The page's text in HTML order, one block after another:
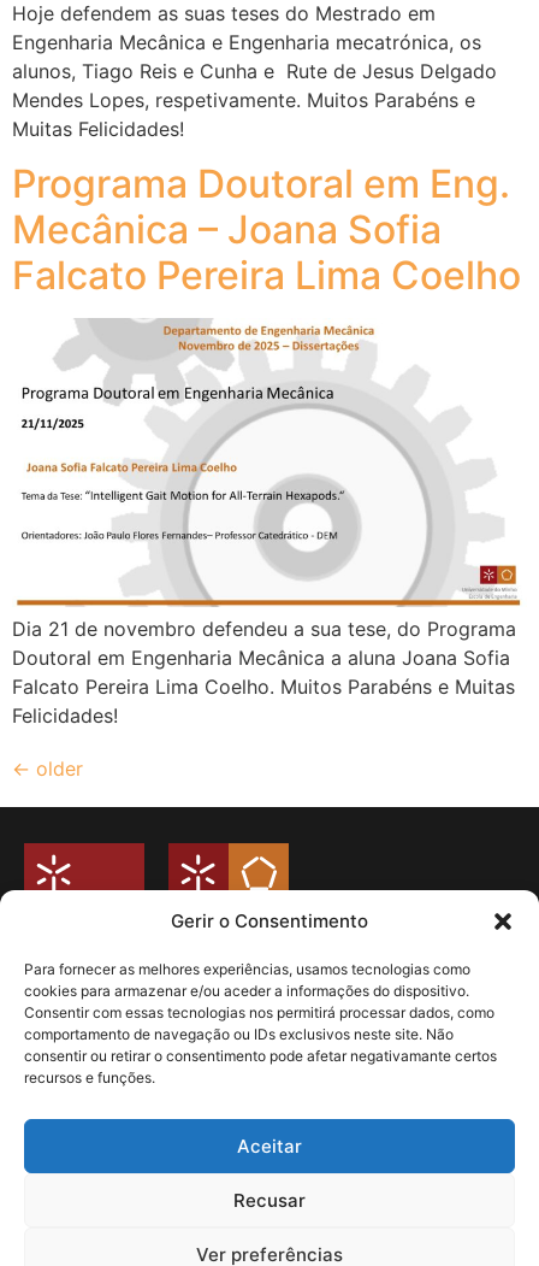
Gerir o Consentimento
Para fornecer as melhores experiências, usamos tecnologias como
cookies para armazenar e/ou aceder a informações do dispositivo.
Consentir com essas tecnologias nos permitirá processar dados, como
comportamento de navegação ou IDs exclusivos neste site. Não
consentir ou retirar o consentimento pode afetar negativamante certos
recursos e funções.
Aceitar
Recusar
Ver preferências
Hoje defendem as suas teses do Mestrado em
Engenharia Mecânica e Engenharia mecatrónica, os
alunos, Tiago Reis e Cunha e Rute de Jesus Delgado
Mendes Lopes, respetivamente. Muitos Parabéns e
Muitas Felicidades!
Programa Doutoral em Eng.
Mecânica – Joana Sofia
Falcato Pereira Lima Coelho
Dia 21 de novembro defendeu a sua tese, do Programa
Doutoral em Engenharia Mecânica a aluna Joana Sofia
Falcato Pereira Lima Coelho. Muitos Parabéns e Muitas
Felicidades!
← older
Universidade do Minho
Campus de Azurém
Departamento de Engenharia Mecânica
Guimarães – Portugal
Politica de Privacidade
Redes Sociais